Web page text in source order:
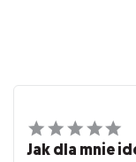
Jak dla mnie